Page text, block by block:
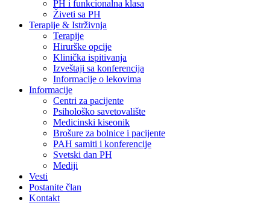
PH i funkcionalna klasa
Živeti sa PH
Terapije & Istrživnja
Terapije
Hirurške opcije
Klinička ispitivanja
Izveštaji sa konferencija
Informacije o lekovima
Informacije
Centri za pacijente
Psihološko savetovalište
Medicinski kiseonik
Brošure za bolnice i pacijente
PAH samiti i konferencije
Svetski dan PH
Mediji
Vesti
Postanite član
Kontakt